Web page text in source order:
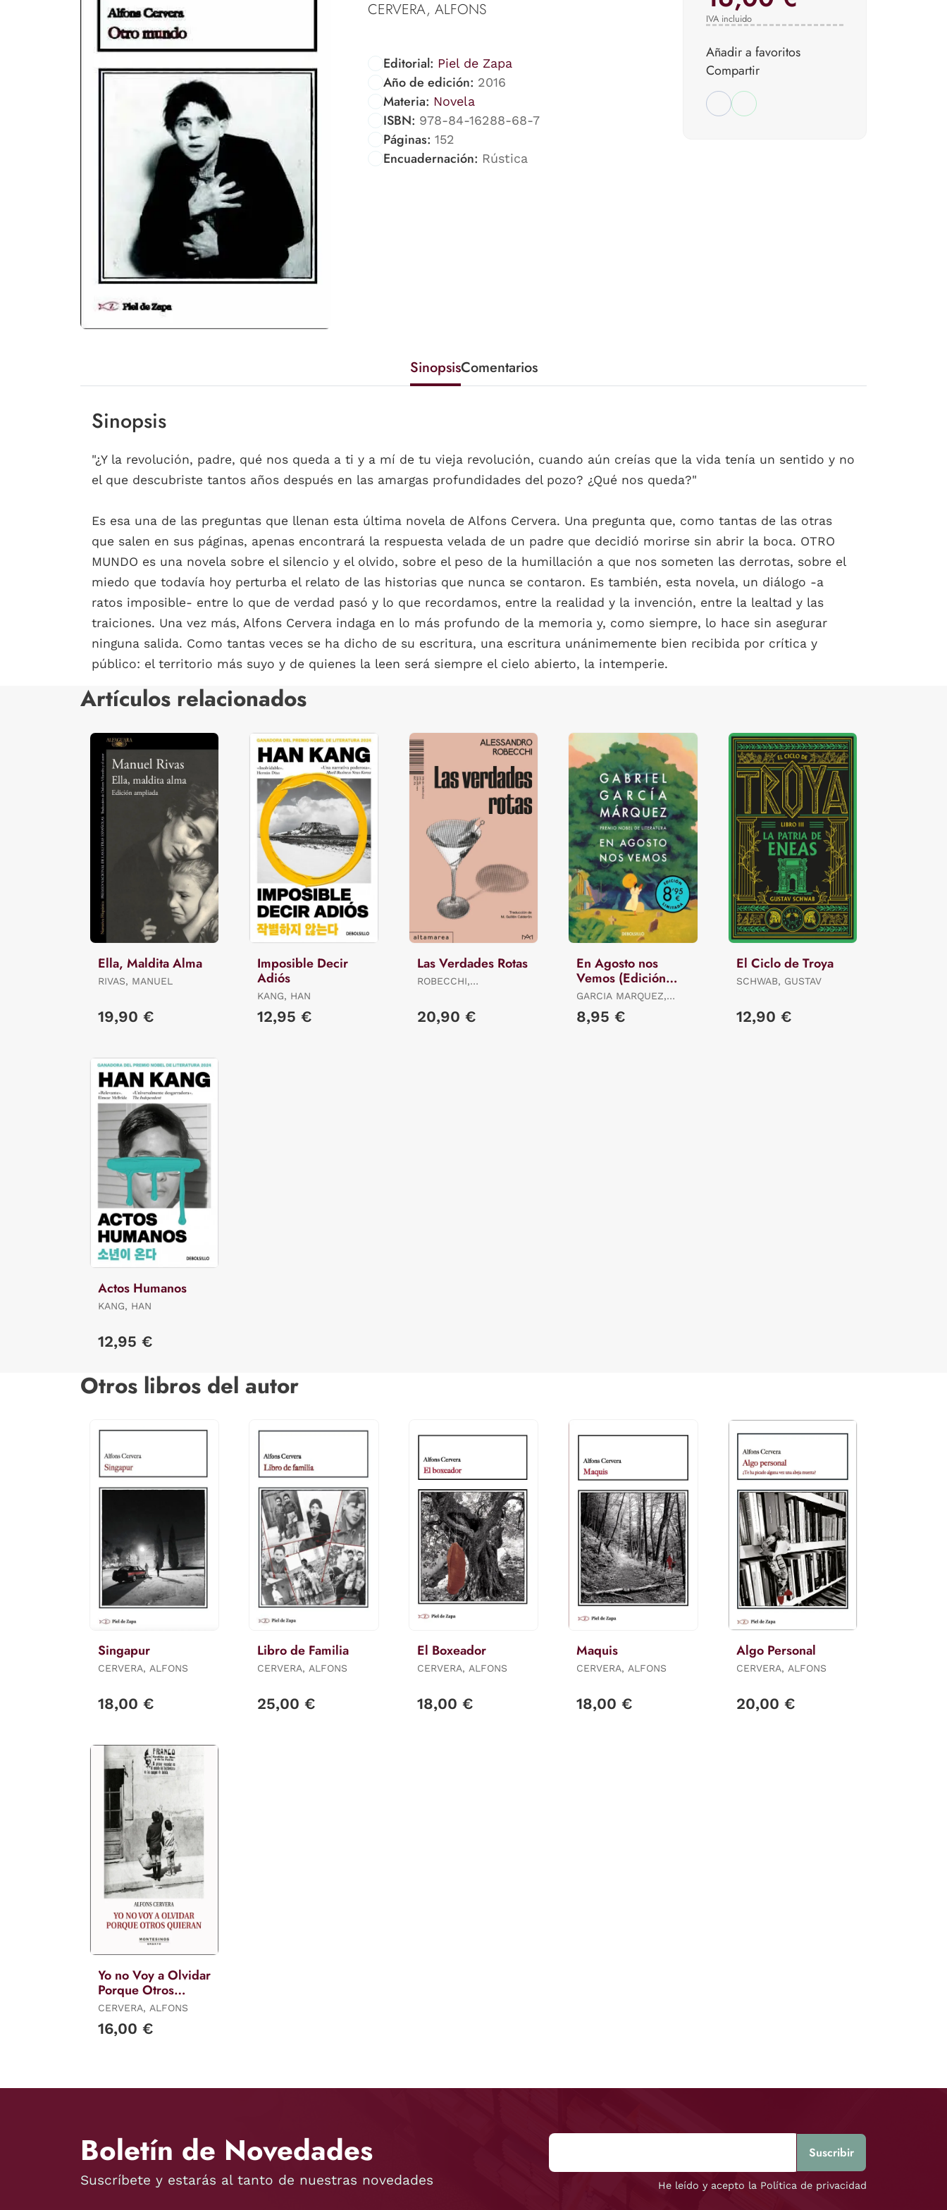
CERVERA, ALFONS
Editorial: Piel de Zapa
Año de edición: 2016
Materia: Novela
ISBN: 978-84-16288-68-7
Páginas: 152
Encuadernación: Rústica
IVA incluido
Añadir a favoritos
Compartir
SinopsisComentarios
Sinopsis
"¿Y la revolución, padre, qué nos queda a ti y a mí de tu vieja revolución, cuando aún creías que la vida tenía un sentido y no
el que descubriste tantos años después en las amargas profundidades del pozo? ¿Qué nos queda?"
Es esa una de las preguntas que llenan esta última novela de Alfons Cervera. Una pregunta que, como tantas de las otras
que salen en sus páginas, apenas encontrará la respuesta velada de un padre que decidió morirse sin abrir la boca. OTRO
MUNDO es una novela sobre el silencio y el olvido, sobre el peso de la humillación a que nos someten las derrotas, sobre el
miedo que todavía hoy perturba el relato de las historias que nunca se contaron. Es también, esta novela, un diálogo -a
ratos imposible- entre lo que de verdad pasó y lo que recordamos, entre la realidad y la invención, entre la lealtad y las
traiciones. Una vez más, Alfons Cervera indaga en lo más profundo de la memoria y, como siempre, lo hace sin asegurar
ninguna salida. Como tantas veces se ha dicho de su escritura, una escritura unánimemente bien recibida por crítica y
público: el territorio más suyo y de quienes la leen será siempre el cielo abierto, la intemperie.
Artículos relacionados
Ella, Maldita Alma
RIVAS, MANUEL
19,90 €
Imposible Decir
Adiós
KANG, HAN
12,95 €
Las Verdades Rotas
ROBECCHI,
20,90 €
En Agosto nos
Vemos (Edición
Limitada)
GARCIA MARQUEZ,
8,95 €
El Ciclo de Troya
SCHWAB, GUSTAV
12,90 €
Actos Humanos
KANG, HAN
12,95 €
Otros libros del autor
Singapur
CERVERA, ALFONS
18,00 €
Libro de Familia
CERVERA, ALFONS
25,00 €
El Boxeador
CERVERA, ALFONS
18,00 €
Maquis
CERVERA, ALFONS
18,00 €
Algo Personal
CERVERA, ALFONS
20,00 €
Yo no Voy a Olvidar
Porque Otros
Quieran
CERVERA, ALFONS
16,00 €
Boletín de Novedades
Suscríbete y estarás al tanto de nuestras novedades He leído y acepto la Política de privacidad